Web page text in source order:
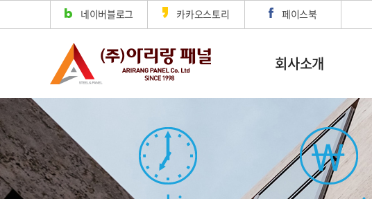
네이버블로그 카카오스토리 페이스북
회사소개